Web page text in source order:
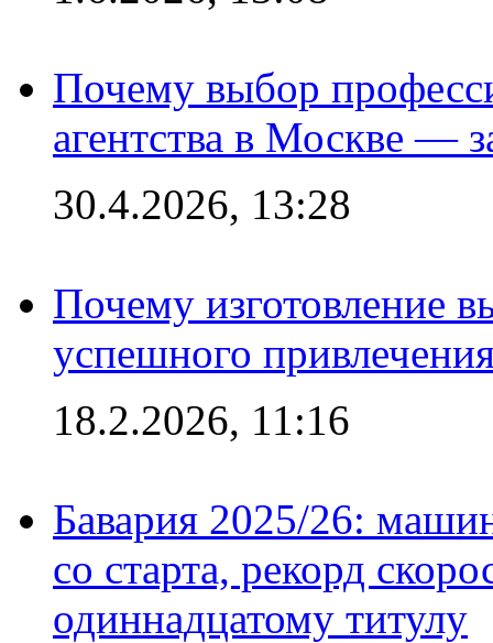
Почему выбор
агентства в Москве —
30.4.2026, 13:28
Почему изготовление
успешного
18.2.2026, 11:16
Бавария 2025/26:
со старта, рекорд
одиннадцатому титулу